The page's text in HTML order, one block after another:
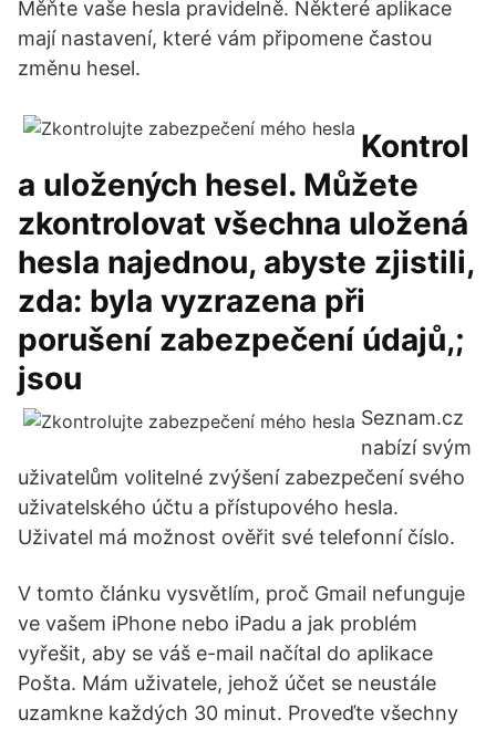
Měňte vaše hesla pravidelně. Některé aplikace
mají nastavení, které vám připomene častou
změnu hesel.
Kontrol
a uložených hesel. Můžete
zkontrolovat všechna uložená
hesla najednou, abyste zjistili,
zda: byla vyzrazena při
porušení zabezpečení údajů,;
jsou
Seznam.cz
nabízí svým
uživatelům volitelné zvýšení zabezpečení svého
uživatelského účtu a přístupového hesla.
Uživatel má možnost ověřit své telefonní číslo.
V tomto článku vysvětlím, proč Gmail nefunguje
ve vašem iPhone nebo iPadu a jak problém
vyřešit, aby se váš e-mail načítal do aplikace
Pošta. Mám uživatele, jehož účet se neustále
uzamkne každých 30 minut. Proveďte všechny